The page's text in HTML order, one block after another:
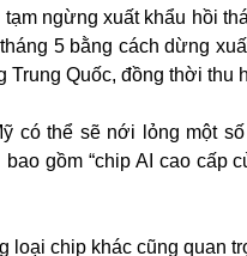
ngừng xuất khẩu hồi
5 bằng cách dừng
Trung Quốc, đồng thời thu
có thể sẽ nới lỏng một
gồm “chip AI cao cấp
loại chip khác cũng quan